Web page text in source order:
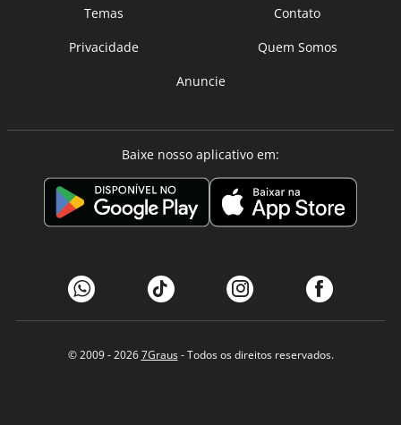
Temas
Contato
Privacidade
Quem Somos
Anuncie
Baixe nosso aplicativo em:
© 2009 - 20267Graus- Todos os direitos reservados.